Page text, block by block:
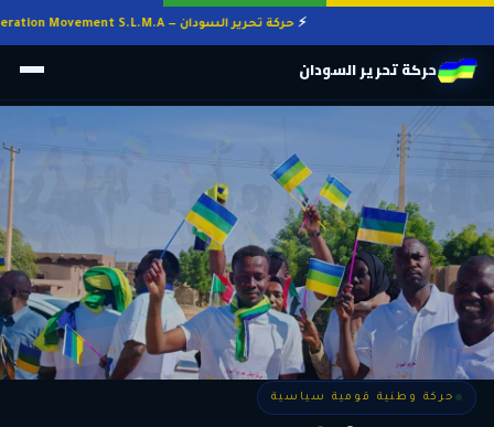
حركة تحرير السودان — Sudan Liberation Movement S.L.M.A
حركة تحرير السودان
حركة وطنية قومية سياسية
حركة وطنية قومية سياسية